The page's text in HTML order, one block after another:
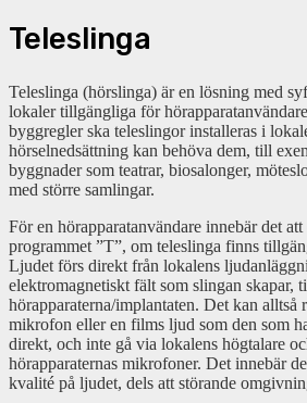
Teleslinga
Teleslinga (hörslinga) är en lösning med
lokaler tillgängliga för
byggregler ska teleslingor installeras i
hörselnedsättning kan behöva dem, till
byggnader som teatrar, biosalonger,
med större samlingar.
För en hörapparatanvändare innebär det
programmet ”T”, om teleslinga finns
Ljudet förs direkt från lokalens
elektromagnetiskt fält som slingan skapar,
hörapparaterna/implantaten. Det kan alltså
mikrofon eller en films ljud som den som
direkt, och inte gå via lokalens högtalare
hörapparaternas mikrofoner. Det innebär
kvalité på ljudet, dels att störande